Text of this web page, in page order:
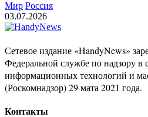
Мир Россия
03.07.2026
Сетевое издание «HandyNews»
Федеральной службе по надзору в
информационных технологий и
(Роскомнадзор) 29 мата 2021 года.
Контакты